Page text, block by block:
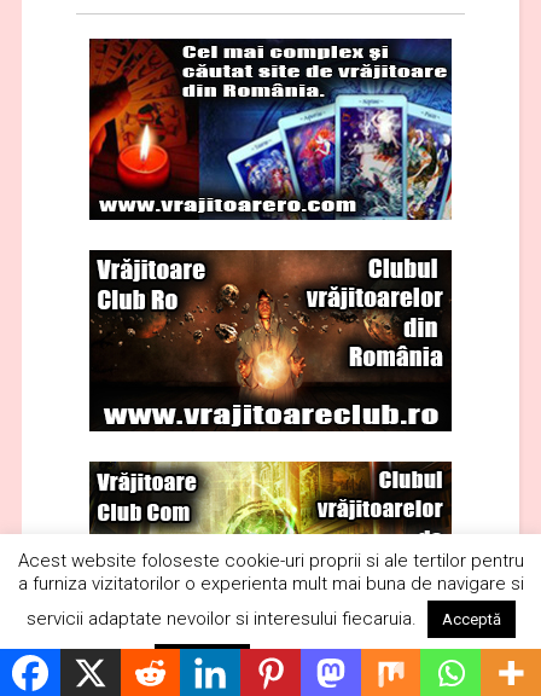
Acest website foloseste cookie-uri proprii si ale tertilor pentru
a furniza vizitatorilor o experienta mult mai buna de navigare si
servicii adaptate nevoilor si interesului fiecaruia.
Acceptă
Respinge Citește mai mult